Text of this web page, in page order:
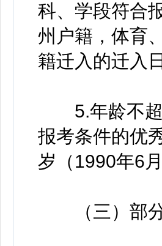
科、学段符合
州户籍，体育
籍迁入的迁入
5.年龄不超
报考条件的优
岁（1990年6
（三）部分